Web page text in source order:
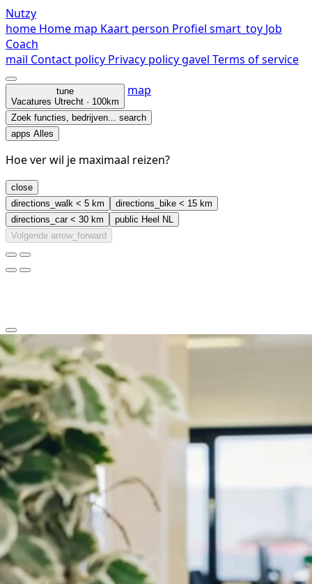
Nutzy
home Home map Kaart person Profiel smart_toy Job
Coach
mail Contact policy Privacy policygavel Terms of service
tune
Vacatures Utrecht · 100km
map
Zoek functies, bedrijven... search
apps Alles
Hoe ver wil je maximaal reizen?
close
directions_walk < 5 km directions_bike < 15 km
directions_car< 30 km public Heel NL
Volgende arrow_forward
clear
arrow_back_ios_new
favorite
share